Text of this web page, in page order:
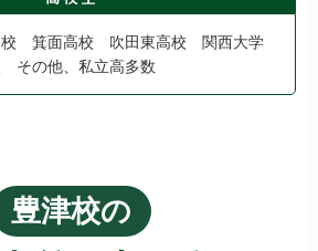
校 箕面高校 吹田東高校 関西大学
の他、私立高多数
豊津校の